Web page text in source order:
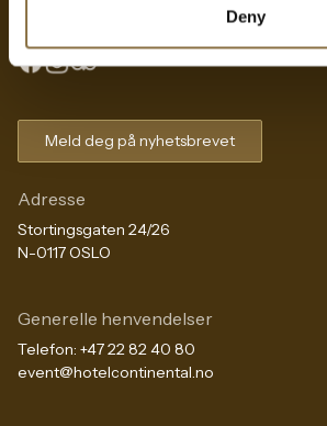
Deny
Ta kontakt med oss dersom du har spørsmål!
Meld deg på nyhetsbrevet
Adresse
Stortingsgaten 24/26
N-0117 OSLO
Generelle henvendelser
Telefon: +47 22 82 40 80
event@hotelcontinental.no